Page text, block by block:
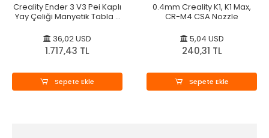
Creality Ender 3 V3 Pei Kaplı
Yay Çeliği Manyetik Tabla -
36,02 USD
1.717,43 TL
Sepete Ekle
0.4mm Creality K1, K1 Max,
CR-M4 CSA Nozzle
5,04 USD
240,31 TL
Sepete Ekle